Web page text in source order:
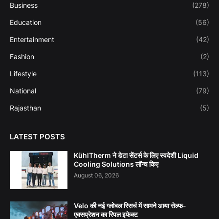
Business (278)
Education (56)
Entertainment (42)
Fashion (2)
Lifestyle (113)
National (79)
Rajasthan (5)
LATEST POSTS
KühlTherm ने डेटा सेंटर्स के लिए स्वदेशी Liquid
Cooling Solutions लॉन्च किए
August 06, 2026
Velo की नई ग्लोबल रिसर्च में सामने आया सेल्फ-
एक्सप्रेशन का रिपल इफेक्ट